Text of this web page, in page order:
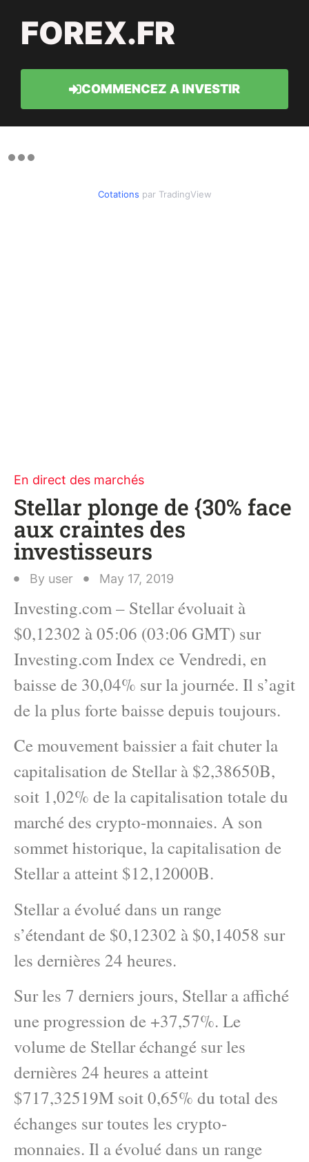
FOREX.FR
COMMENCEZ A INVESTIR
Cotations par TradingView
En direct des marchés
Stellar plonge de {30% face
aux craintes des
investisseurs
By user May 17, 2019
Investing.com – Stellar évoluait à
$0,12302 à 05:06 (03:06 GMT) sur
Investing.com Index ce Vendredi, en
baisse de 30,04% sur la journée. Il s’agit
de la plus forte baisse depuis toujours.
Ce mouvement baissier a fait chuter la
capitalisation de Stellar à $2,38650B,
soit 1,02% de la capitalisation totale du
marché des crypto-monnaies. A son
sommet historique, la capitalisation de
Stellar a atteint $12,12000B.
Stellar a évolué dans un range
s’étendant de $0,12302 à $0,14058 sur
les dernières 24 heures.
Sur les 7 derniers jours, Stellar a affiché
une progression de +37,57%. Le
volume de Stellar échangé sur les
dernières 24 heures a atteint
$717,32519M soit 0,65% du total des
échanges sur toutes les crypto-
monnaies. Il a évolué dans un range